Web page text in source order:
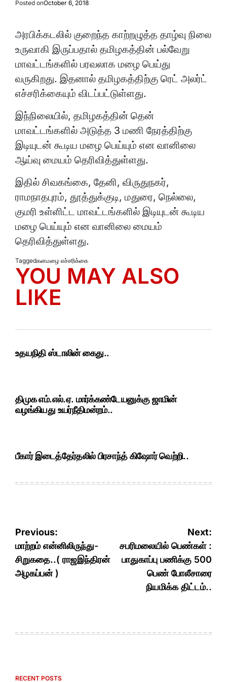
Posted onOctober 6, 2018
அரபிக்கடலில் குறைந்த காற்றழுத்த தாழ்வு நிலை
உருவாகி இருப்பதால் தமிழகத்தின் பல்வேறு
மாவட்டங்களில் பரவலாக மழை பெய்து
வருகிறது. இதனால் தமிழகத்திற்கு ரெட் அலர்ட்
எச்சரிக்கையும் விடப்பட்டுள்ளது.
இந்நிலையில், தமிழகத்தின் தென்
மாவட்டங்களில் அடுத்த 3 மணி நேரத்திற்கு
இடியுடன் கூடிய மழை பெய்யும் என வானிலை
ஆய்வு மையம் தெரிவித்துள்ளது.
இதில் சிவகங்கை, தேனி, விருதுநகர்,
ராமநாதபுரம், தூத்துக்குடி, மதுரை, நெல்லை,
குமரி உள்ளிட்ட மாவட்டங்களில் இடியுடன் கூடிய
மழை பெய்யும் என வானிலை மையம்
தெரிவித்துள்ளது.
Taggedகனமழை எச்சரிக்கை
YOU MAY ALSO
LIKE
உதயநிதி ஸ்டாலின் கைது..
திமுக எம்.எல்.ஏ. மார்க்கண்டேயனுக்கு ஜாமின்
வழங்கியது உயர்நீதிமன்றம்..
பீகார் இடைத்தேர்தலில் பிரசாந்த் கிஷோர் வெற்றி..
Post
navigation
Previous:
மாற்றம் என்னிலிருந்து-
சிறுகதை..( ராஜஇந்திரன்
அழகப்பன் )
Next:
சபரிமலையில் பெண்கள் :
பாதுகாப்பு பணிக்கு 500
பெண் போலீசாரை
நியமிக்க திட்டம்..
RECENT POSTS